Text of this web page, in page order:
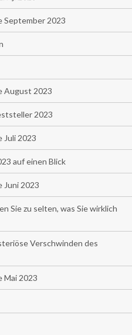
September 2023
August 2023
2023
Juli 2023
auf einen Blick
Juni 2023
Sie zu selten, was Sie wirklich
Verschwinden des
Mai 2023